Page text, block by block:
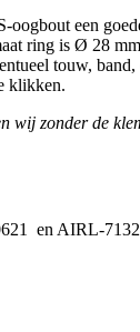
oogbout een
ring is Ø 28
touw, band,
klikken.
wij zonder de
en AIRL-